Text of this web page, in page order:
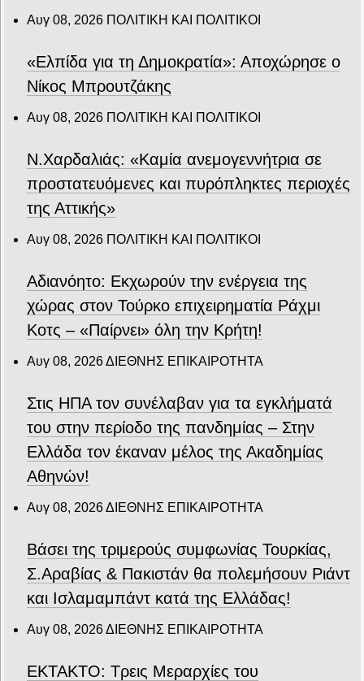
Αυγ 08, 2026 ΠΟΛΙΤΙΚΗ ΚΑΙ ΠΟΛΙΤΙΚΟΙ
«Ελπίδα για τη Δημοκρατία»: Αποχώρησε ο
Νίκος Μπρουτζάκης
Αυγ 08, 2026 ΠΟΛΙΤΙΚΗ ΚΑΙ ΠΟΛΙΤΙΚΟΙ
Ν.Χαρδαλιάς: «Καμία ανεμογεννήτρια σε
προστατευόμενες και πυρόπληκτες περιοχές
της Αττικής»
Αυγ 08, 2026 ΠΟΛΙΤΙΚΗ ΚΑΙ ΠΟΛΙΤΙΚΟΙ
Αδιανόητο: Εκχωρούν την ενέργεια της
χώρας στον Τούρκο επιχειρηματία Ράχμι
Κοτς – «Παίρνει» όλη την Κρήτη!
Αυγ 08, 2026ΔΙΕΘΝΗΣ ΕΠΙΚΑΙΡΟΤΗΤΑ
Στις ΗΠΑ τον συνέλαβαν για τα εγκλήματά
του στην περίοδο της πανδημίας – Στην
Ελλάδα τον έκαναν μέλος της Ακαδημίας
Αθηνών!
Αυγ 08, 2026ΔΙΕΘΝΗΣ ΕΠΙΚΑΙΡΟΤΗΤΑ
Βάσει της τριμερούς συμφωνίας Τουρκίας,
Σ.Αραβίας & Πακιστάν θα πολεμήσουν Ριάντ
και Ισλαμαμπάντ κατά της Ελλάδας!
Αυγ 08, 2026ΔΙΕΘΝΗΣ ΕΠΙΚΑΙΡΟΤΗΤΑ
ΕΚΤΑΚΤΟ: Τρεις Μεραρχίες του